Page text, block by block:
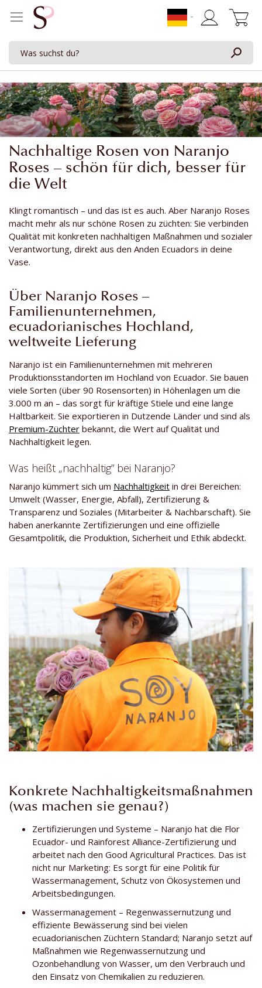
Nachhaltige Rosen von Naranjo
Roses – schön für dich, besser für
die Welt
Klingt romantisch – und das ist es auch. Aber Naranjo Roses
macht mehr als nur schöne Rosen zu züchten: Sie verbinden
Qualität mit konkreten nachhaltigen Maßnahmen und sozialer
Verantwortung, direkt aus den Anden Ecuadors in deine
Vase.
Über Naranjo Roses –
Familienunternehmen,
ecuadorianisches Hochland,
weltweite Lieferung
Naranjo ist ein Familienunternehmen mit mehreren
Produktionsstandorten im Hochland von Ecuador. Sie bauen
viele Sorten (über 90 Rosensorten) in Höhenlagen um die
3.000 m an – das sorgt für kräftige Stiele und eine lange
Haltbarkeit. Sie exportieren in Dutzende Länder und sind als
Premium-Züchter bekannt, die Wert auf Qualität und
Nachhaltigkeit legen.
Was heißt „nachhaltig” bei Naranjo?
Naranjo kümmert sich um Nachhaltigkeit in drei Bereichen:
Umwelt (Wasser, Energie, Abfall), Zertifizierung &
Transparenz und Soziales (Mitarbeiter & Nachbarschaft). Sie
haben anerkannte Zertifizierungen und eine offizielle
Gesamtpolitik, die Produktion, Sicherheit und Ethik abdeckt.
Konkrete Nachhaltigkeitsmaßnahmen
(was machen sie genau?)
Zertifizierungen und Systeme – Naranjo hat die Flor
Ecuador- und Rainforest Alliance-Zertifizierung und
arbeitet nach den Good Agricultural Practices. Das ist
nicht nur Marketing: Es sorgt für eine Politik für
Wassermanagement, Schutz von Ökosystemen und
Arbeitsbedingungen.
Wassermanagement – Regenwassernutzung und
effiziente Bewässerung sind bei vielen
ecuadorianischen Züchtern Standard; Naranjo setzt auf
Maßnahmen wie Regenwassernutzung und
Ozonbehandlung von Wasser, um den Verbrauch und
den Einsatz von Chemikalien zu reduzieren.